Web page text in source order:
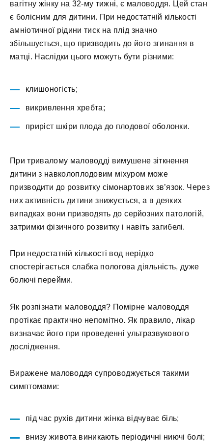
вагітну жінку на 32-му тижні, є маловоддя. Цей стан
є болісним для дитини. При недостатній кількості
амніотичної рідини тиск на плід значно
збільшується, що призводить до його згинання в
матці. Наслідки цього можуть бути різними:
клишоногість;
викривлення хребта;
приріст шкіри плода до плодової оболонки.
При тривалому маловодді вимушене зіткнення
дитини з навколоплодовим міхуром може
призводити до розвитку сімонартових зв’язок. Через
них активність дитини знижується, а в деяких
випадках вони призводять до серйозних патологій,
затримки фізичного розвитку і навіть загибелі.
При недостатній кількості вод нерідко
спостерігається слабка пологова діяльність, дуже
болючі перейми.
Як розпізнати маловоддя? Помірне маловоддя
протікає практично непомітно. Як правило, лікар
визначає його при проведенні ультразвукового
дослідження.
Виражене маловоддя супроводжується такими
симптомами:
під час рухів дитини жінка відчуває біль;
внизу живота виникають періодичні ниючі болі;